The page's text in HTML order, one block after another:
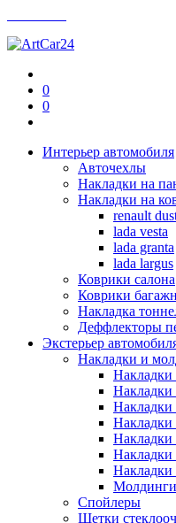
0
0
Интерьер автомобиля
Авточехлы
Накладки на
Накладки на
renault
lada vesta
lada granta
lada largus
Коврики салона
Коврики
Накладка
Деффлекторы
Экстерьер
Накладки и
Накладки
Накладки
Накладки
Накладки
Накладки
Накладки
Накладки
Спойлеры
Щетки